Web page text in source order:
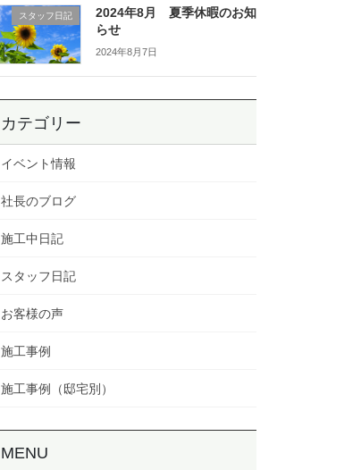
スタッフ日記
2024年8月 夏季休暇のお知
らせ
2024年8月7日
カテゴリー
イベント情報
社長のブログ
施工中日記
スタッフ日記
お客様の声
施工事例
施工事例（邸宅別）
MENU